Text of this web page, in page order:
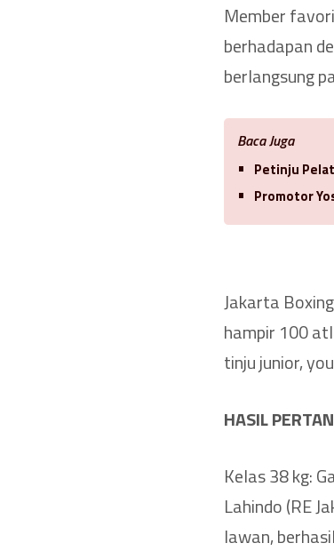
Member
berhadapan
berlangsung
Baca Juga
Petinju
Promotor
Jakarta
hampir 100
tinju junior,
HASIL
Kelas 38 kg:
Lahindo (RE
lawan,